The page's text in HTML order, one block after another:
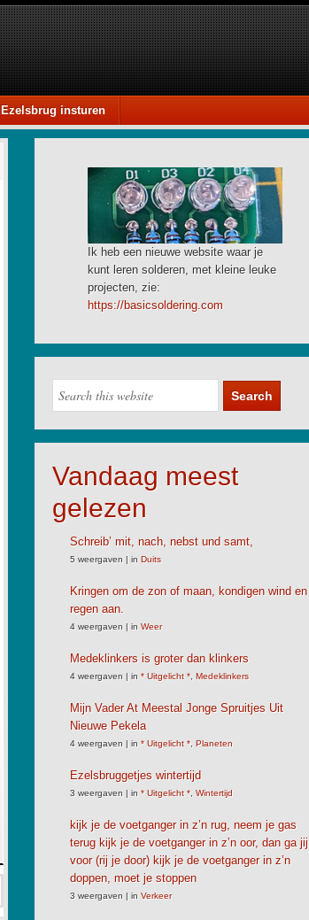
Ezelsbrug insturen
Ik heb een nieuwe website waar je
kunt leren solderen, met kleine leuke
projecten, zie:
https://basicsoldering.com
Vandaag meest
gelezen
Schreib’ mit, nach, nebst und samt,
5 weergaven | in Duits
Kringen om de zon of maan, kondigen wind en
regen aan.
4 weergaven | in Weer
Medeklinkers is groter dan klinkers
4 weergaven | in * Uitgelicht *, Medeklinkers
Mijn Vader At Meestal Jonge Spruitjes Uit
Nieuwe Pekela
4 weergaven | in * Uitgelicht *, Planeten
Ezelsbruggetjes wintertijd
3 weergaven | in * Uitgelicht *, Wintertijd
kijk je de voetganger in z’n rug, neem je gas
terug kijk je de voetganger in z’n oor, dan ga jij
voor (rij je door) kijk je de voetganger in z’n
doppen, moet je stoppen
3 weergaven | in Verkeer